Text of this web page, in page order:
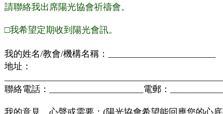
請聯絡我出席陽光協會祈禱會。
□我希望定期收到陽光會訊。
我的姓名/教會/機構名稱：
地址：
聯絡電話：
電郵：
我的意見、心聲或需要： (陽光協會希望能回應您的心